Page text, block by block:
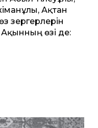
Ақтан
зергерлерін
Ақынның өзі де: